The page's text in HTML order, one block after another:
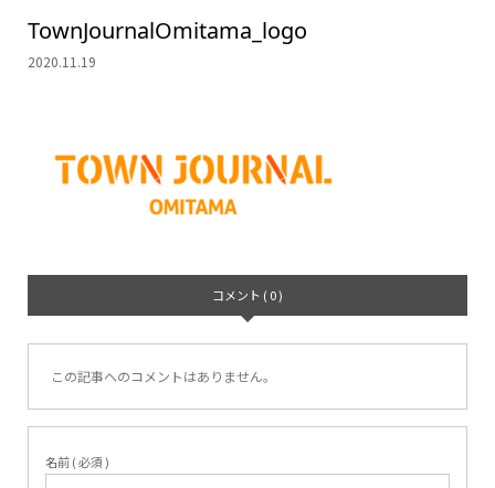
TownJournalOmitama_logo
2020.11.19
コメント ( 0 )
この記事へのコメントはありません。
名前 ( 必須 )